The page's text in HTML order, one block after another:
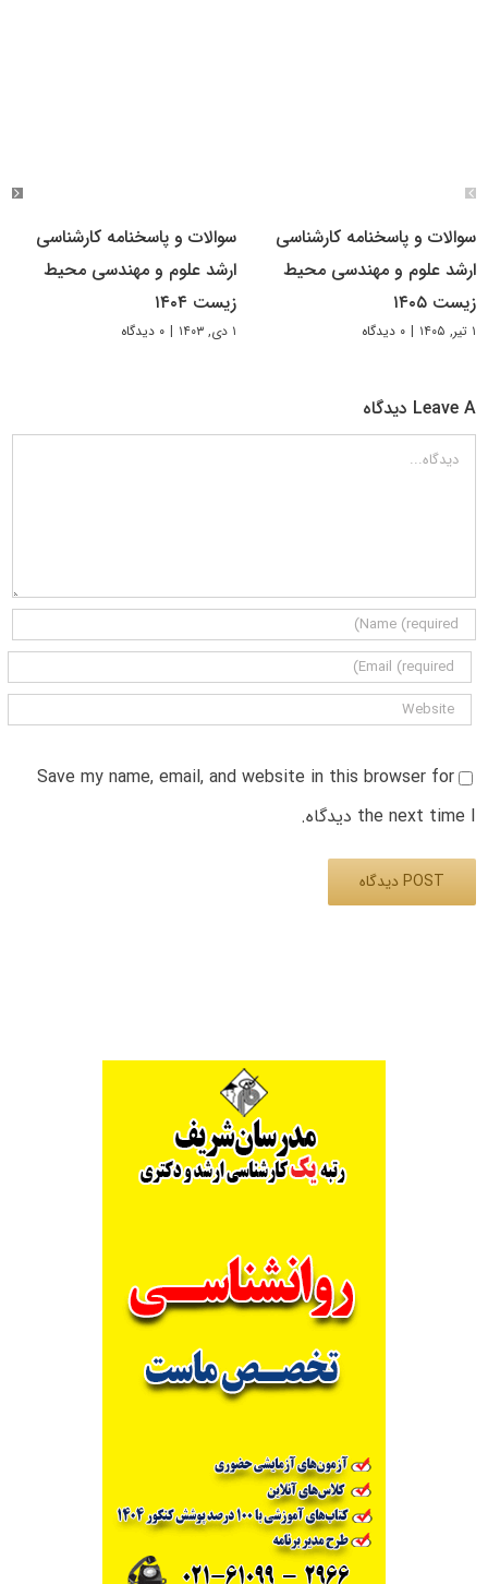
سوالات و پاسخنامه کارشناسی
ارشد علوم و مهندسی محیط
زیست ۱۴۰۵
۱ تیر, ۱۴۰۵ | ۰ دیدگاه
سوالات و پاسخنامه کارشناسی
ارشد علوم و مهندسی محیط
زیست ۱۴۰۴
۱ دی, ۱۴۰۳ | ۰ دیدگاه
Leave A دیدگاه
دیدگاه
Save my name, email, and website in this browser for
the next time I دیدگاه.